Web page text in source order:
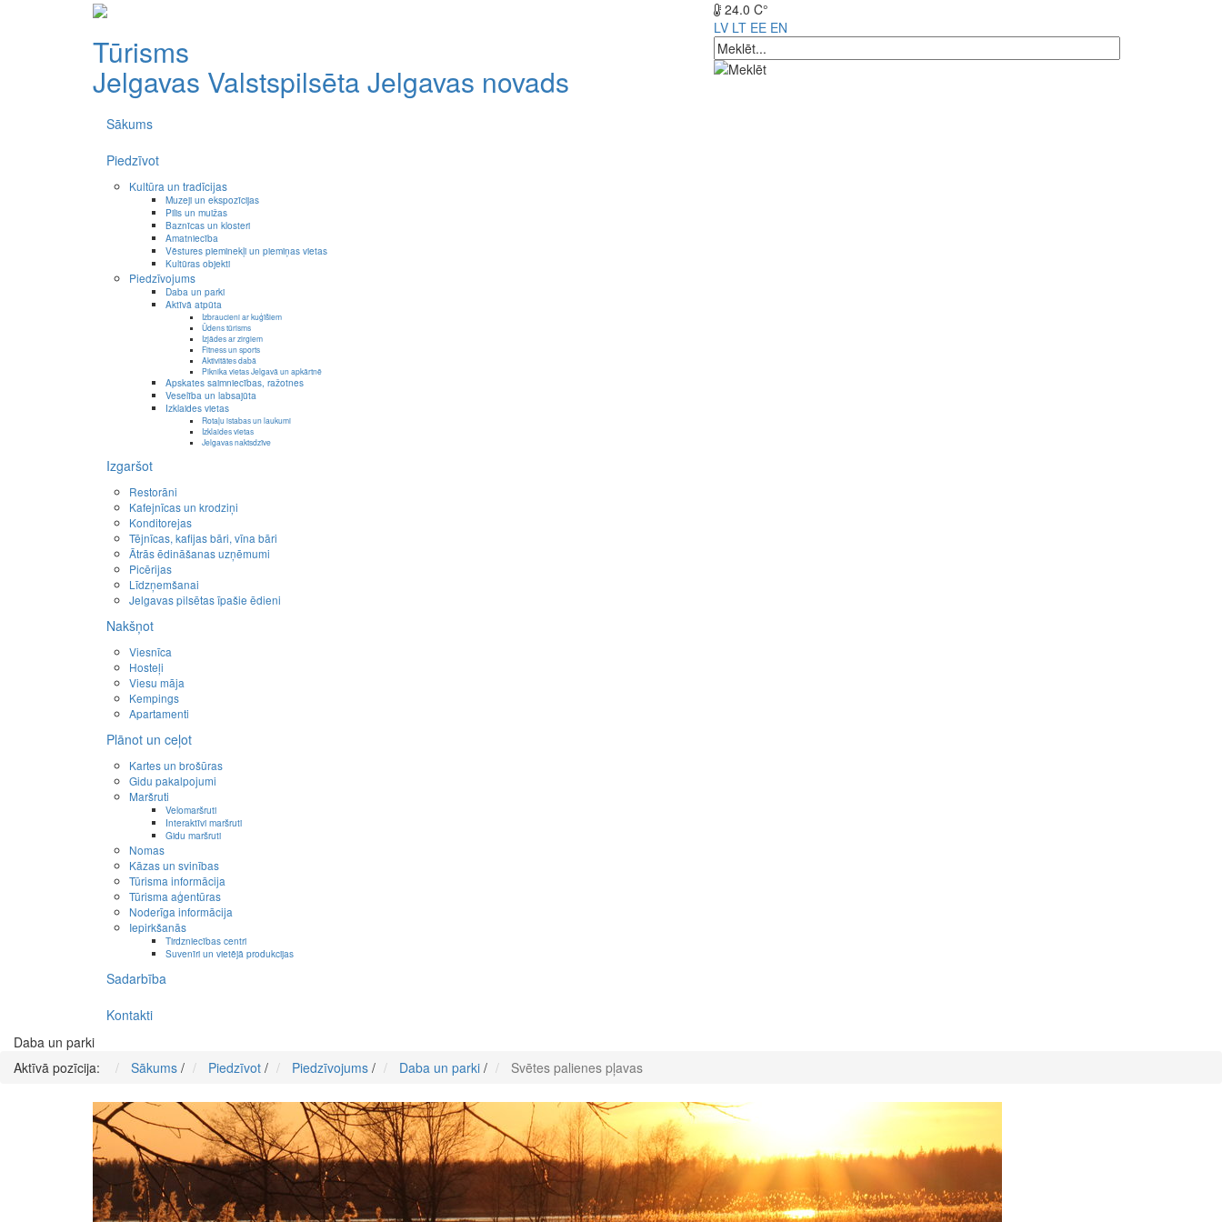
Tūrisms
Jelgavas Valstspilsēta Jelgavas novads
24.0 C°
LV LT EE EN
Sākums
Piedzīvot
Kultūra un tradīcijas
Muzeji un ekspozīcijas
Pilis un muižas
Baznīcas un klosteri
Amatniecība
Vēstures pieminekļi un piemiņas vietas
Kultūras objekti
Piedzīvojums
Daba un parki
Aktīvā atpūta
Izbraucieni ar kuģīšiem
Ūdens tūrisms
Izjādes ar zirgiem
Fitness un sports
Aktivitātes dabā
Piknika vietas Jelgavā un apkārtnē
Apskates saimniecības, ražotnes
Veselība un labsajūta
Izklaides vietas
Rotaļu istabas un laukumi
Izklaides vietas
Jelgavas naktsdzīve
Izgaršot
Restorāni
Kafejnīcas un krodziņi
Konditorejas
Tējnīcas, kafijas bāri, vīna bāri
Ātrās ēdināšanas uzņēmumi
Picērijas
Līdzņemšanai
Jelgavas pilsētas īpašie ēdieni
Nakšņot
Viesnīca
Hosteļi
Viesu māja
Kempings
Apartamenti
Plānot un ceļot
Kartes un brošūras
Gidu pakalpojumi
Maršruti
Velomaršruti
Interaktīvi maršruti
Gidu maršruti
Nomas
Kāzas un svinības
Tūrisma informācija
Tūrisma aģentūras
Noderīga informācija
Iepirkšanās
Tirdzniecības centri
Suvenīri un vietējā produkcijas
Sadarbība
Kontakti
Daba un parki
Aktīvā pozīcija:
Sākums / Piedzīvot / Piedzīvojums / Daba un parki / Svētes palienes pļavas